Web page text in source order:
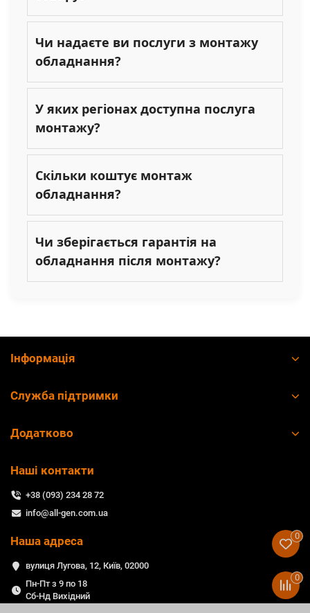
Чи надаєте ви послуги з монтажу
обладнання?
У яких регіонах доступна послуга
монтажу?
Скільки коштує монтаж
обладнання?
Чи зберігається гарантія на
обладнання після монтажу?
Інформація
Служба підтримки
Додатково
Наші контакти
+38 (093) 234 28 72
info@all-gen.com.ua
Наша адреса
вулиця Лугова, 12, Київ, 02000
Пн-Пт з 9 по 18
Сб-Нд Вихідний
0
0